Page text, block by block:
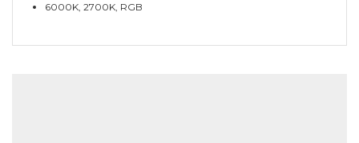
6000K, 2700K, RGB
Bu ürünün fiyat bilgisi, resim, ürün açıklamalarında ve